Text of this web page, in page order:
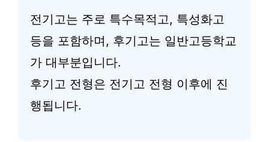
전기고는 주로 특수목적고, 특성화고
등을 포함하며, 후기고는 일반고등학교
가 대부분입니다.
후기고 전형은 전기고 전형 이후에 진
행됩니다.